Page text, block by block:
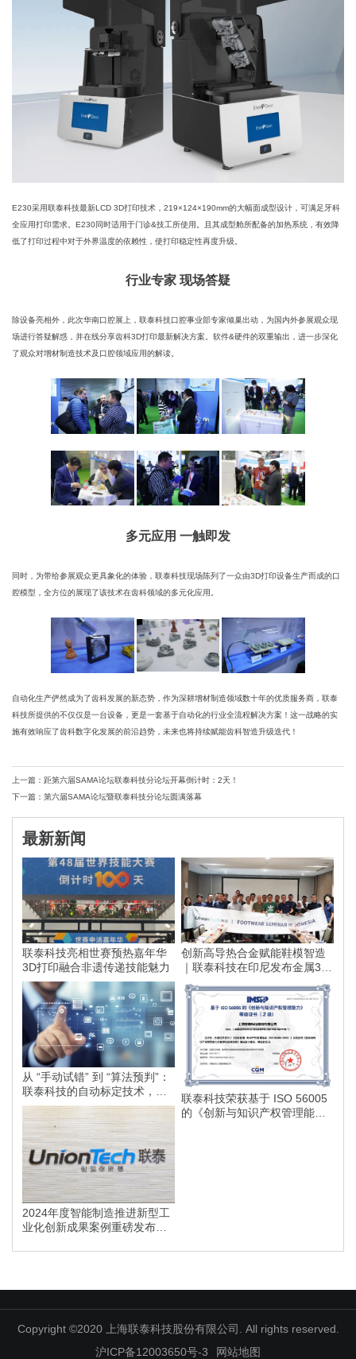
E230采用联泰科技最新LCD 3D打印技术，219×124×190mm的大幅面成型设计，可满足牙科
全应用打印需求。E230同时适用于门诊&技工所使用。且其成型舱所配备的加热系统，有效降
低了打印过程中对于外界温度的依赖性，使打印稳定性再度升级。
行业专家 现场答疑
除设备亮相外，此次华南口腔展上，联泰科技口腔事业部专家倾巢出动，为国内外参展观众现
场进行答疑解惑，并在线分享齿科3D打印最新解决方案。软件&硬件的双重输出，进一步深化
了观众对增材制造技术及口腔领域应用的解读。
多元应用 一触即发
同时，为带给参展观众更具象化的体验，联泰科技现场陈列了一众由3D打印设备生产而成的口
腔模型，全方位的展现了该技术在齿科领域的多元化应用。
自动化生产俨然成为了齿科发展的新态势，作为深耕增材制造领域数十年的优质服务商，联泰
科技所提供的不仅仅是一台设备，更是一套基于自动化的行业全流程解决方案！这一战略的实
施有效响应了齿科数字化发展的前沿趋势，未来也将持续赋能齿科智造升级迭代！
上一篇：距第六届SAMA论坛联泰科技分论坛开幕倒计时：2天！
下一篇：第六届SAMA论坛暨联泰科技分论坛圆满落幕
最新新闻
联泰科技亮相世赛预热嘉年华
3D打印融合非遗传递技能魅力
创新高导热合金赋能鞋模智造
｜联泰科技在印尼发布金属3D
打印落地方案
从 “手动试错” 到 “算法预判”：
联泰科技的自动标定技术，如
何为智能制造划定更高的行业
标准？
联泰科技荣获基于 ISO 56005
的《创新与知识产权管理能
2024年度智能制造推进新型工
业化创新成果案例重磅发布，
Copyright ©2020 上海联泰科技股份有限公司. All rights reserved.
沪ICP备12003650号-3
网站地图